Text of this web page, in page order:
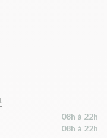
08h à 22h
08h à 22h